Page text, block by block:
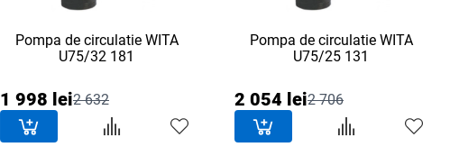
Pompa de circulatie WITA
U75/32 181
1 998 lei2 632
Pompa de circulatie WITA
U75/25 131
2 054 lei2 706